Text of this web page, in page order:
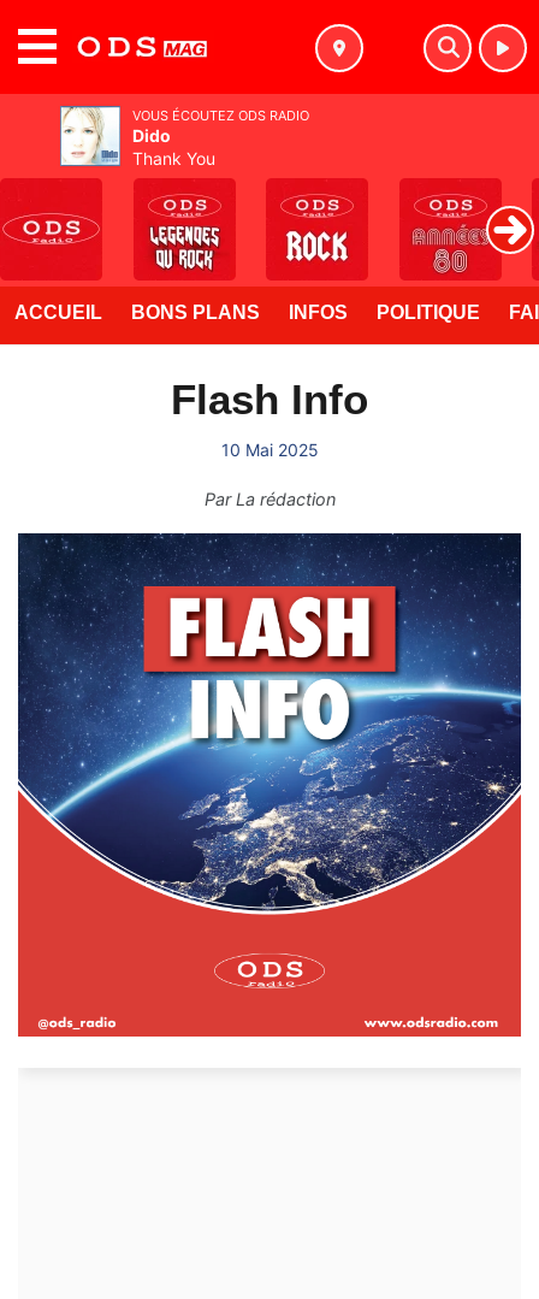
ACCUEIL BONS PLANS INFOS POLITIQUE
Flash Info
10 Mai 2025
ParLa rédaction
VOUS ÉCOUTEZ ODS RADIO
Dido
Thank You